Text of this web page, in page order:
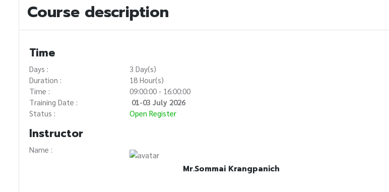
Course description
Time
Days :
3 Day(s)
Duration :
18 Hour(s)
Time :
09:00:00 - 16:00:00
Training Date :
01-03 July 2026
Status :
Open Register
Instructor
Name :
Mr.Sommai Krangpanich